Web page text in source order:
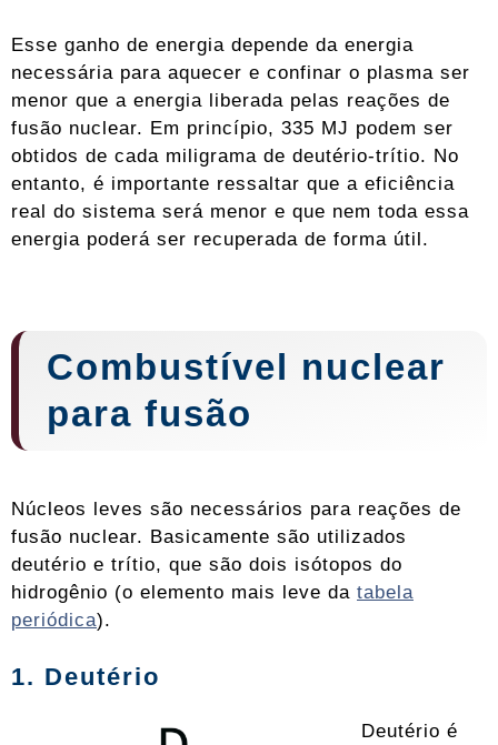
Esse ganho de energia depende da energia
necessária para aquecer e confinar o plasma ser
menor que a energia liberada pelas reações de
fusão nuclear. Em princípio, 335 MJ podem ser
obtidos de cada miligrama de deutério-trítio. No
entanto, é importante ressaltar que a eficiência
real do sistema será menor e que nem toda essa
energia poderá ser recuperada de forma útil.
Combustível nuclear
para fusão
Núcleos leves são necessários para reações de
fusão nuclear. Basicamente são utilizados
deutério e trítio, que são dois isótopos do
hidrogênio (o elemento mais leve da tabela
periódica).
1. Deutério
Deutério é